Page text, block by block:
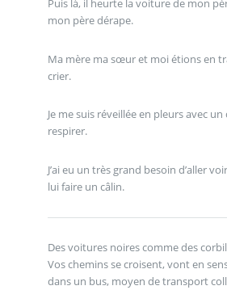
Puis là, il heurte la voiture de mon
mon père dérape.
Ma mère ma sœur et moi étions en
crier.
Je me suis réveillée en pleurs avec
respirer.
J’ai eu un très grand besoin d’aller
lui faire un câlin.
Des voitures noires comme des
Vos chemins se croisent, vont en
dans un bus, moyen de transport